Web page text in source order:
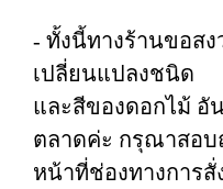
- ทั้งนี้ทางร้านขอส
เปลี่ยนแปลงชนิด
และสีของดอกไม้ อั
ตลาดค่ะ กรุณาสอบ
หน้าที่ช่องทางการ